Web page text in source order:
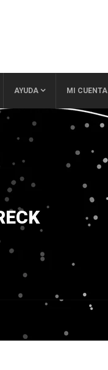
AYUDA MI CUENTA